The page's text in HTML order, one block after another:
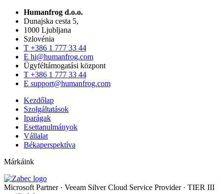
Humanfrog d.o.o.
Dunajska cesta 5,
1000 Ljubljana
Szlovénia
T +386 1 777 33 44
E hi@humanfrog.com
Ügyféltámogatási központ
T +386 1 777 33 44
E support@humanfrog.com
Kezdőlap
Szolgáltatások
Iparágak
Esettanulmányok
Vállalat
Békaperspektíva
Márkáink
Microsoft Partner · Veeam Silver Cloud Service Provider · TIER III